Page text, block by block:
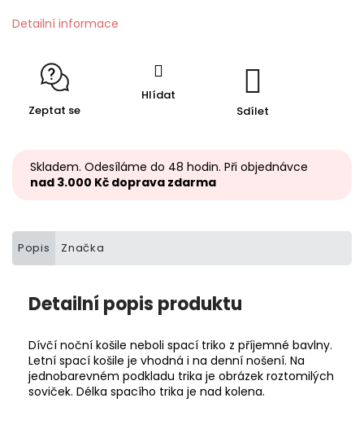
Detailní informace
Zeptat se
Hlídat
Sdílet
Skladem. Odesíláme do 48 hodin. Při objednávce
nad 3.000 Kč doprava zdarma
Popis Značka
Detailní popis produktu
Dívčí noční košile neboli spací triko z příjemné bavlny.
Letní spací košile je vhodná i na denní nošení. Na
jednobarevném podkladu trika je obrázek roztomilých
soviček. Délka spacího trika je nad kolena.